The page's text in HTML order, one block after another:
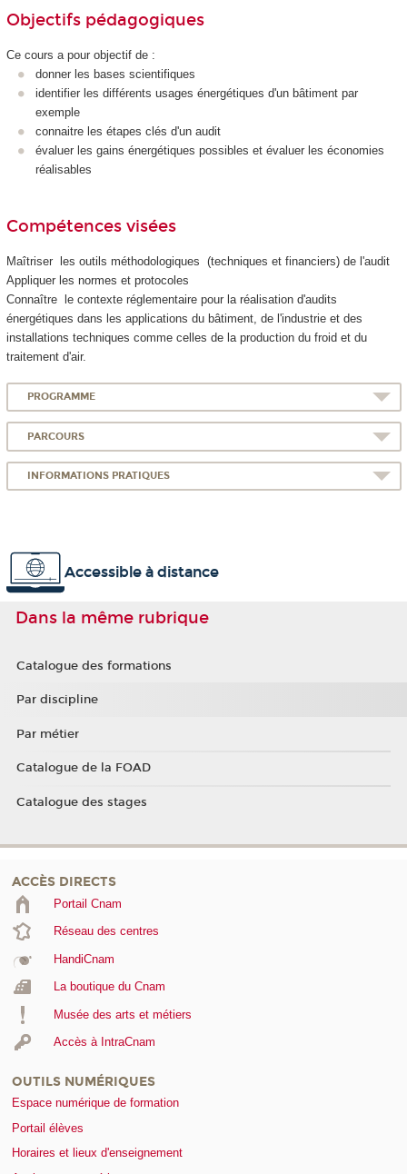
Objectifs pédagogiques
Ce cours a pour objectif de :
donner les bases scientifiques
identifier les différents usages énergétiques d'un bâtiment par
exemple
connaitre les étapes clés d'un audit
évaluer les gains énergétiques possibles et évaluer les économies
réalisables
Compétences visées
Maîtriser les outils méthodologiques (techniques et financiers) de l'audit
Appliquer les normes et protocoles
Connaître le contexte réglementaire pour la réalisation d'audits
énergétiques dans les applications du bâtiment, de l'industrie et des
installations techniques comme celles de la production du froid et du
traitement d'air.
PROGRAMME
PARCOURS
INFORMATIONS PRATIQUES
Accessible à distance
Dans la même rubrique
Catalogue des formations
Par discipline
Par métier
Catalogue de la FOAD
Catalogue des stages
ACCÈS DIRECTS
Portail Cnam
Réseau des centres
HandiCnam
La boutique du Cnam
Musée des arts et métiers
Accès à IntraCnam
OUTILS NUMÉRIQUES
Espace numérique de formation
Portail élèves
Horaires et lieux d'enseignement